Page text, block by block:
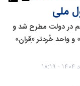
از پول ملی هم در دولت مطرح شد و
واحد خُردتر «ِقران»